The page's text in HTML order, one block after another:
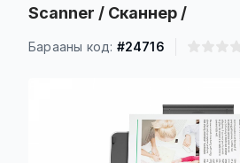
Scanner / Сканнер /
Барааны код: #24716